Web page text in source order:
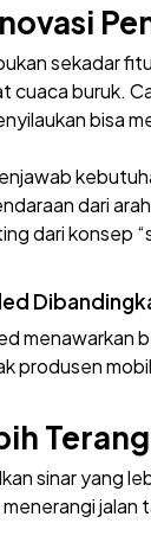
sekadar
cuaca buruk.
bisa
dari
dari konsep
menawarkan
produsen
sinar yang
jalan